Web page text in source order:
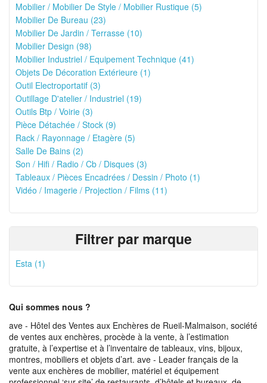
Mobilier / Mobilier De Style / Mobilier Rustique (5)
Mobilier De Bureau (23)
Mobilier De Jardin / Terrasse (10)
Mobilier Design (98)
Mobilier Industriel / Equipement Technique (41)
Objets De Décoration Extérieure (1)
Outil Electroportatif (3)
Outillage D'atelier / Industriel (19)
Outils Btp / Voirie (3)
Pièce Détachée / Stock (9)
Rack / Rayonnage / Etagère (5)
Salle De Bains (2)
Son / Hifi / Radio / Cb / Disques (3)
Tableaux / Pièces Encadrées / Dessin / Photo (1)
Vidéo / Imagerie / Projection / Films (11)
Filtrer par marque
Esta (1)
Qui sommes nous ?
ave - Hôtel des Ventes aux Enchères de Rueil-Malmaison, société
de ventes aux enchères, procède à la vente, à l’estimation
gratuite, à l’expertise et à l’inventaire de tableaux, vins, bijoux,
montres, mobiliers et objets d’art. ave - Leader français de la
vente aux enchères de mobilier, matériel et équipement